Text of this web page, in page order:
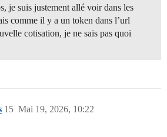
je suis justement allé voir dans les
comme il y a un token dans l’url
cotisation, je ne sais pas quoi
Mai 19, 2026, 10:22
15